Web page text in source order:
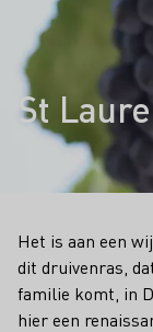
St
Het is aan een
dit druivenras,
familie komt, in
hier een